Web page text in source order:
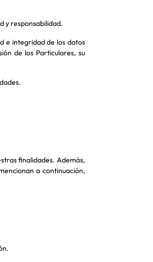
y responsabilidad.
e integridad de los datos
de los Particulares, su
finalidades. Además,
a continuación,